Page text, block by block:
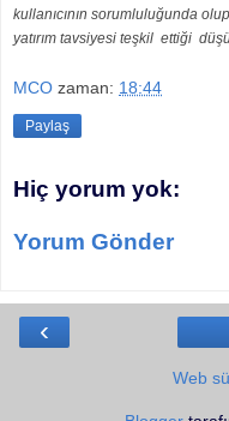
kullanıcının sorumluluğunda
yatırım tavsiyesi teşkil ettiği
MCO zaman: 18:44
Paylaş
Hiç yorum yok:
Yorum Gönder
‹
Web